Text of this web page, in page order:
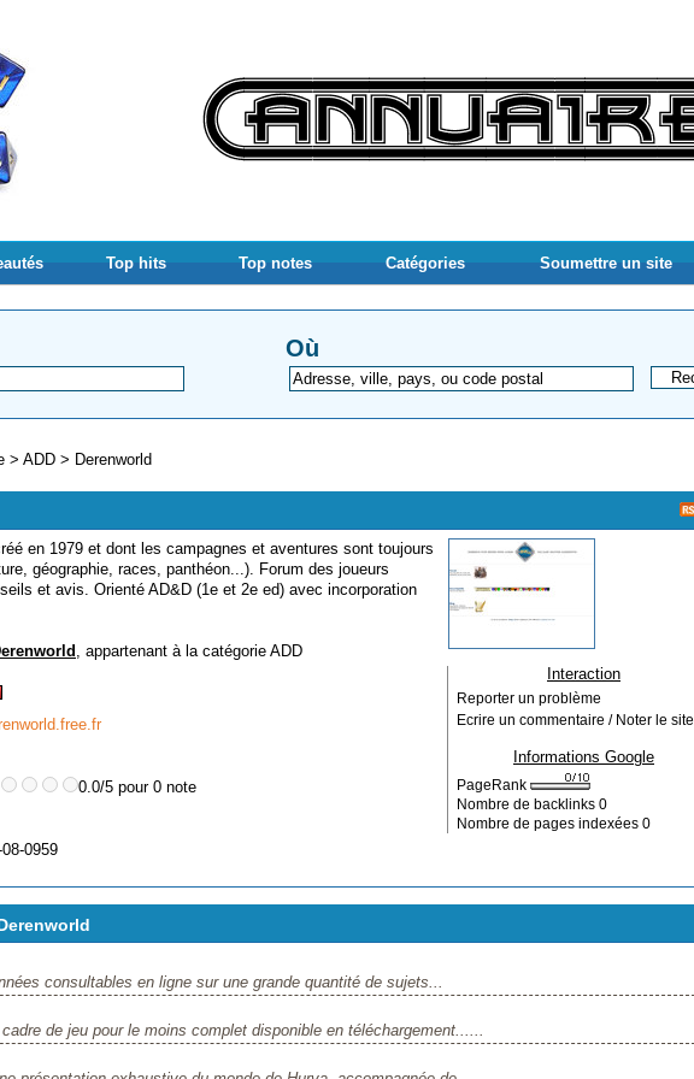
Top hits Top notes Catégories Soumettre un site
Où
> ADD > Derenworld
en 1979 et dont les campagnes et aventures sont toujours
géographie, races, panthéon...). Forum des joueurs
et avis. Orienté AD&D (1e et 2e ed) avec incorporation
, appartenant à la catégorie ADD
0.0/5 pour 0 note
0959
Interaction
Reporter un problème
Ecrire un commentaire / Noter le site
Informations Google
PageRank
Nombre de backlinks 0
Nombre de pages indexées 0
consultables en ligne sur une grande quantité de sujets...
de jeu pour le moins complet disponible en téléchargement......